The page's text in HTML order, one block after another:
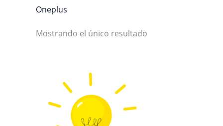
Oneplus
Mostrando el único resultado